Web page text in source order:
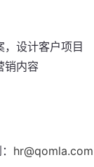
设计客户项目
销内容
hr@qomla.com